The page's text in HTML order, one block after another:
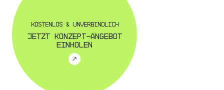
Kostenlos & unverbindlich
Jetzt Konzept-Angebot
einholen